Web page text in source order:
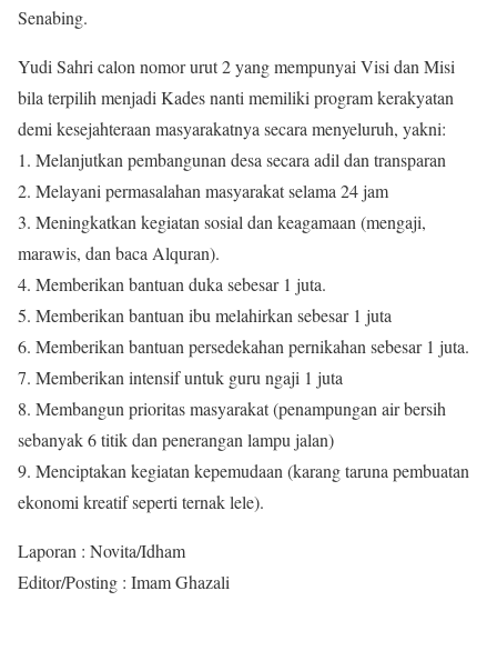
Senabing.
Yudi Sahri calon nomor urut 2 yang mempunyai Visi dan Misi
bila terpilih menjadi Kades nanti memiliki program kerakyatan
demi kesejahteraan masyarakatnya secara menyeluruh, yakni:
1. Melanjutkan pembangunan desa secara adil dan transparan
2. Melayani permasalahan masyarakat selama 24 jam
3. Meningkatkan kegiatan sosial dan keagamaan (mengaji,
marawis, dan baca Alquran).
4. Memberikan bantuan duka sebesar 1 juta.
5. Memberikan bantuan ibu melahirkan sebesar 1 juta
6. Memberikan bantuan persedekahan pernikahan sebesar 1 juta.
7. Memberikan intensif untuk guru ngaji 1 juta
8. Membangun prioritas masyarakat (penampungan air bersih
sebanyak 6 titik dan penerangan lampu jalan)
9. Menciptakan kegiatan kepemudaan (karang taruna pembuatan
ekonomi kreatif seperti ternak lele).
Laporan : Novita/Idham
Editor/Posting : Imam Ghazali